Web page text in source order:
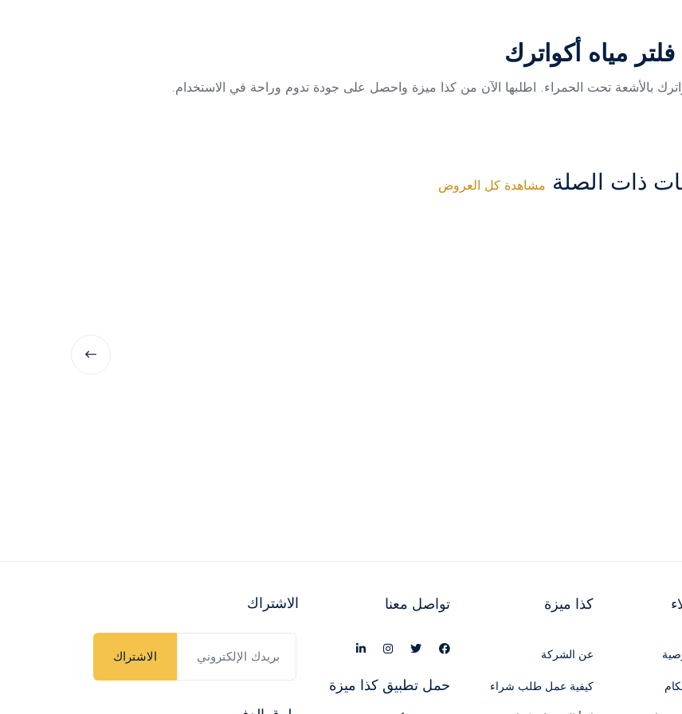
مياه أكواترك
بالأشعة تحت الحمراء. اطلبها الآن من كذا ميزة واحصل على جودة تدوم وراحة في الاستخدام.
ذات الصلة مشاهدة كل العروض
كذا ميزة
عن الشركة
كيفية عمل طلب شراء
تواصل معنا
حمل تطبيق كذا ميزة
الاشتراك
الاشتراك